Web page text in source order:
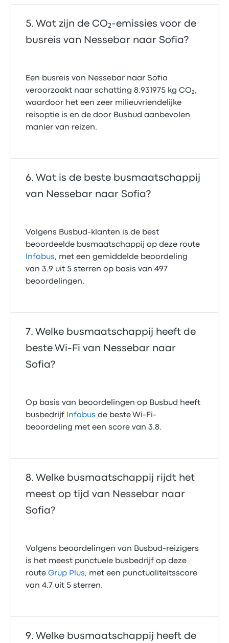
Wat zijn de CO₂-emissies voor de
busreis van Nessebar naar Sofia?
Een busreis van Nessebar naar Sofia
veroorzaakt naar schatting 8.931975 kg CO₂,
waardoor het een zeer milieuvriendelijke
reisoptie is en de door Busbud aanbevolen
manier van reizen.
Wat is de beste busmaatschappij
van Nessebar naar Sofia?
Volgens Busbud-klanten is de best
beoordeelde busmaatschappij op deze route
Infobus, met een gemiddelde beoordeling
van 3.9 uit 5 sterren op basis van 497
beoordelingen.
Welke busmaatschappij heeft de
beste Wi‑Fi van Nessebar naar
Sofia?
Op basis van beoordelingen op Busbud heeft
busbedrijf
Infobus de beste Wi-Fi-
beoordeling met een score van 3.8.
Welke busmaatschappij rijdt het
meest op tijd van Nessebar naar
Sofia?
Volgens beoordelingen van Busbud-reizigers
is het meest punctuele busbedrijf op deze
routeGrup Plus, met een punctualiteitsscore
van 4.7 uit 5 sterren.
Welke busmaatschappij heeft de